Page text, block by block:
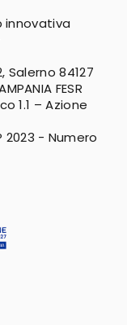
innovativa
Salerno 84127
FESR
1.1 – Azione
2023 - Numero